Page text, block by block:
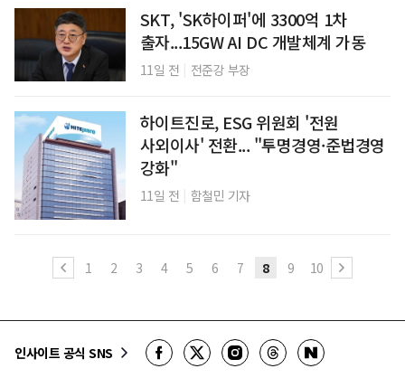
SKT, 'SK하이퍼'에 3300억 1차
출자...15GW AI DC 개발체계 가동
11일 전 전준강 부장
하이트진로, ESG 위원회 '전원
사외이사' 전환... "투명경영·준법경영
강화"
11일 전 함철민 기자
1 2 3 4 5 6 7 8 9 10
인사이트 공식 SNS